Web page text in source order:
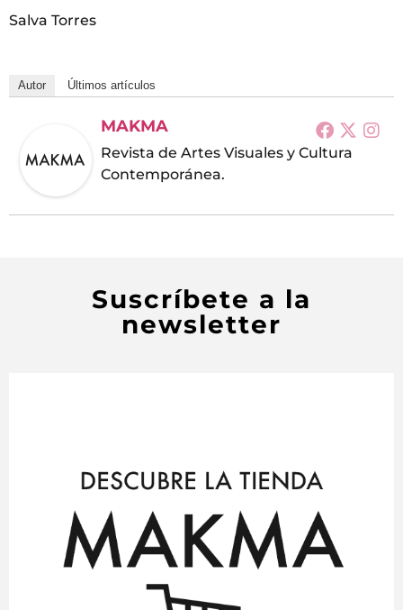
Salva Torres
Autor Últimos artículos
MAKMA
Revista de Artes Visuales y Cultura
Contemporánea.
Suscríbete a la
newsletter